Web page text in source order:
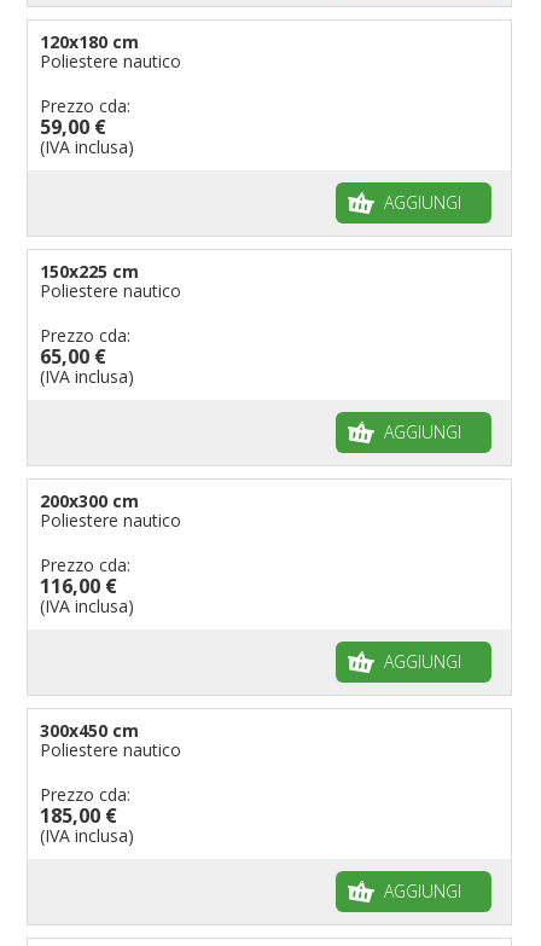
120x180 cm
Poliestere nautico
Prezzo cda:
59,00 €
(IVA inclusa)
AGGIUNGI
150x225 cm
Poliestere nautico
Prezzo cda:
65,00 €
(IVA inclusa)
AGGIUNGI
200x300 cm
Poliestere nautico
Prezzo cda:
116,00 €
(IVA inclusa)
AGGIUNGI
300x450 cm
Poliestere nautico
Prezzo cda:
185,00 €
(IVA inclusa)
AGGIUNGI